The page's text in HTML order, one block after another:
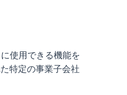
使用できる機能を
特定の事業子会社